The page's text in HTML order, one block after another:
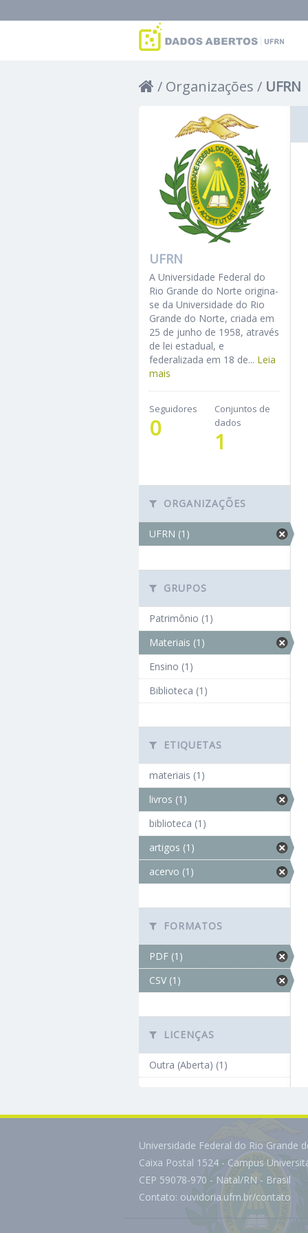
Organizações UFRN
UFRN
A Universidade Federal do
Rio Grande do Norte origina-
se da Universidade do Rio
Grande do Norte, criada em
25 de junho de 1958, através
de lei estadual, e
federalizada em 18 de... Leia
mais
Seguidores
0
Conjuntos de
dados
1
ORGANIZAÇÕES
UFRN (1)
GRUPOS
Patrimônio (1)
Materiais (1)
Ensino (1)
Biblioteca (1)
ETIQUETAS
materiais (1)
livros (1)
biblioteca (1)
artigos (1)
acervo (1)
FORMATOS
PDF (1)
CSV (1)
LICENÇAS
Outra (Aberta) (1)
Universidade Federal do Rio Grande
Caixa Postal 1524 - Campus
CEP 59078-970 - Natal/RN - Brasil
Contato: ouvidoria.ufrn.br/contato